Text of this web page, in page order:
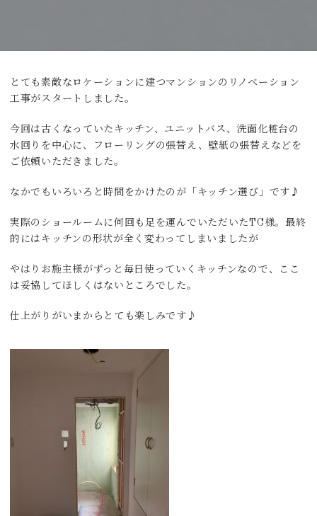
とても素敵なロケーションに建つマンションのリノベーション
工事がスタートしました。
今回は古くなっていたキッチン、ユニットバス、洗面化粧台の
水回りを中心に、フローリングの張替え、壁紙の張替えなどを
ご依頼いただきました。
なかでもいろいろと時間をかけたのが「キッチン選び」です♪
実際のショールームに何回も足を運んでいただいたTC様。最終
的にはキッチンの形状が全く変わってしまいましたが
やはりお施主様がずっと毎日使っていくキッチンなので、ここ
は妥協してほしくはないところでした。
仕上がりがいまからとても楽しみです♪